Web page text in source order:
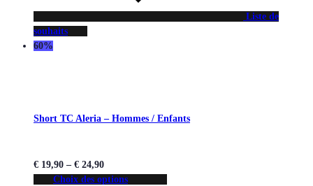
Liste de
souhaits
60%
Short TC Aleria – Hommes / Enfants
€ 19,90 – € 24,90
Choix des options